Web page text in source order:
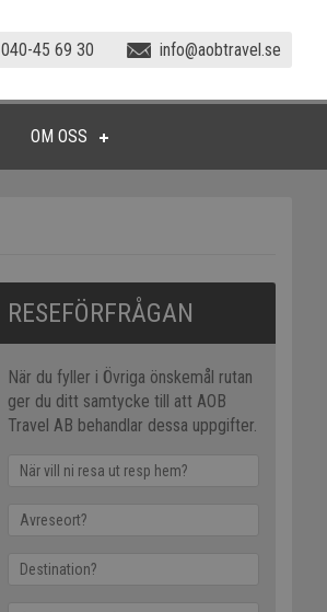
040-45 69 30 info@aobtravel.se
OM OSS
RESEFÖRFRÅGAN
När du fyller i Övriga önskemål rutan
ger du ditt samtycke till att AOB
Travel AB behandlar dessa uppgifter.